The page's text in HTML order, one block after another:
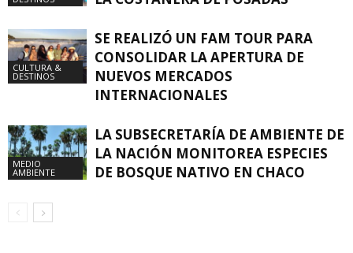
CULTURA &
DESTINOS
SE REALIZÓ UN FAM TOUR PARA
CONSOLIDAR LA APERTURA DE
NUEVOS MERCADOS
INTERNACIONALES
MEDIO
AMBIENTE
LA SUBSECRETARÍA DE AMBIENTE DE
LA NACIÓN MONITOREA ESPECIES
DE BOSQUE NATIVO EN CHACO